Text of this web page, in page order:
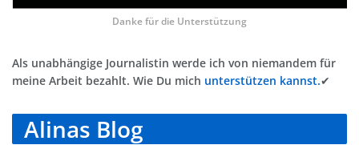
Danke für die Unterstützung
Als unabhängige Journalistin werde ich von niemandem für
meine Arbeit bezahlt. Wie Du mich unterstützen kannst.✔
Alinas Blog